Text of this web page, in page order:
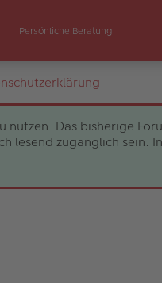
Persönliche Beratung
Das bisherige
lesend zugänglich sein.